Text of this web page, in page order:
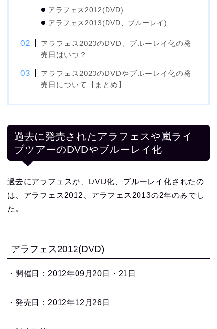
アラフェス2012(DVD)
アラフェス2013(DVD、ブルーレイ)
アラフェス2020のDVD、ブルーレイ化の発
売日はいつ？
アラフェス2020のDVDやブルーレイ化の発
売日について【まとめ】
過去に発売されたアラフェスや嵐ライ
ブツアーのDVDやブルーレイ化
過去にアラフェスが、DVD化、ブルーレイ化されたの
は、アラフェス2012、アラフェス2013の2年のみでし
た。
アラフェス2012(DVD)
・開催日：2012年09月20日・21日
・発売日：2012年12月26日